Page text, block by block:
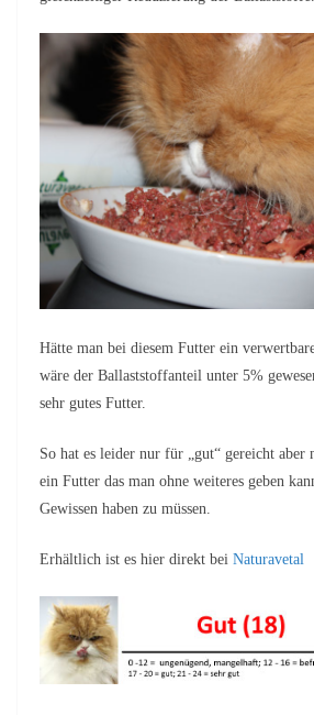
Hätte man bei diesem Futter ein
wäre der Ballaststoffanteil unter 5%
sehr gutes Futter.
So hat es leider nur für „gut“ gereicht aber
ein Futter das man ohne weiteres geben
Gewissen haben zu müssen.
Erhältlich ist es hier direkt bei Naturavetal